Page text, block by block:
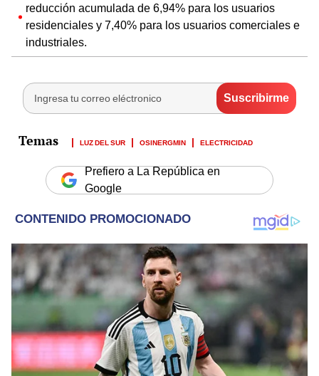
reducción acumulada de 6,94% para los usuarios
residenciales y 7,40% para los usuarios comerciales e
industriales.
LUZ DEL SUR OSINERGMIN ELECTRICIDAD
Prefiero a La República en
Google